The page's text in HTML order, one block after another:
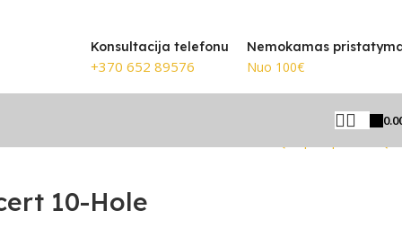
🎸 Žinomiausi prekių ženklai
Konsultacija telefonu
+370 652 89576
Nemokamas
Nuo 100€
10-Hole